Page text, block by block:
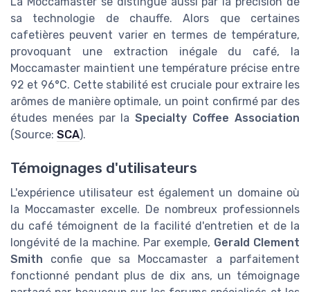
sa technologie de chauffe. Alors que certaines
cafetières peuvent varier en termes de température,
provoquant une extraction inégale du café, la
Moccamaster maintient une température précise entre
92 et 96°C. Cette stabilité est cruciale pour extraire les
arômes de manière optimale, un point confirmé par des
études menées par laSpecialty Coffee Association
(Source: SCA).
Témoignages d'utilisateurs
L'expérience utilisateur est également un domaine où
la Moccamaster excelle. De nombreux professionnels
du café témoignent de la facilité d'entretien et de la
longévité de la machine. Par exemple, Gerald Clement
Smith confie que sa Moccamaster a parfaitement
fonctionné pendant plus de dix ans, un témoignage